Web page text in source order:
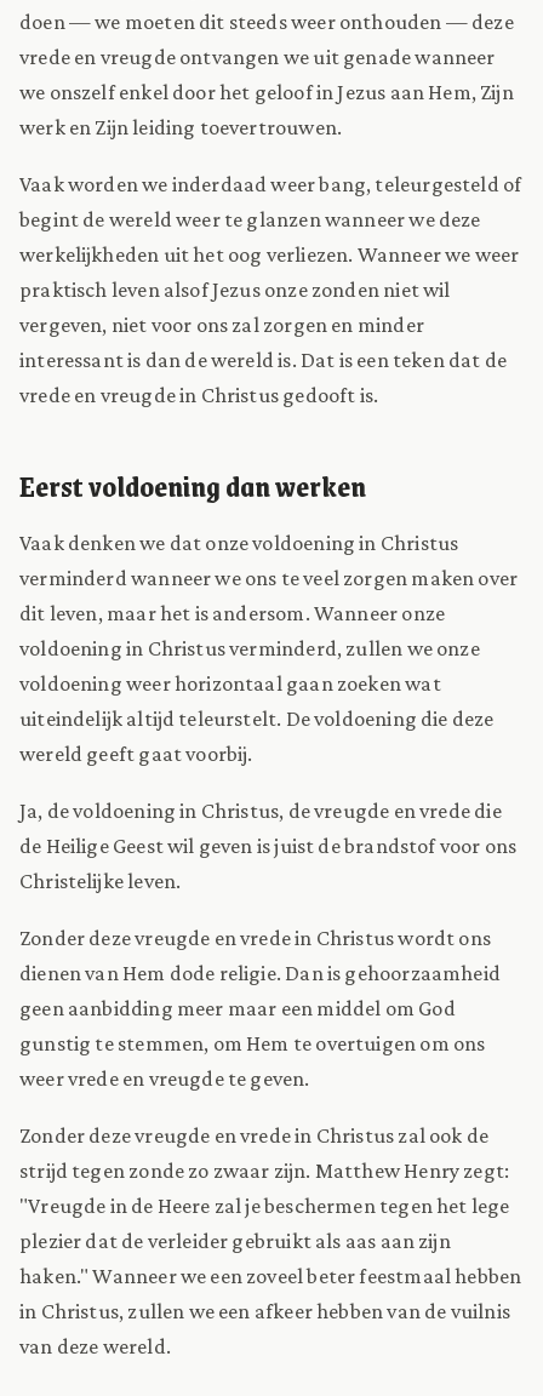
doen — we moeten dit steeds weer onthouden — deze
vrede en vreugde ontvangen we uit genade wanneer
we onszelf enkel door het geloof in Jezus aan Hem, Zijn
werk en Zijn leiding toevertrouwen.
Vaak worden we inderdaad weer bang, teleurgesteld of
begint de wereld weer te glanzen wanneer we deze
werkelijkheden uit het oog verliezen. Wanneer we weer
praktisch leven alsof Jezus onze zonden niet wil
vergeven, niet voor ons zal zorgen en minder
interessant is dan de wereld is. Dat is een teken dat de
vrede en vreugde in Christus gedooft is.
Eerst voldoening dan werken
Vaak denken we dat onze voldoening in Christus
verminderd wanneer we ons te veel zorgen maken over
dit leven, maar het is andersom. Wanneer onze
voldoening in Christus verminderd, zullen we onze
voldoening weer horizontaal gaan zoeken wat
uiteindelijk altijd teleurstelt. De voldoening die deze
wereld geeft gaat voorbij.
Ja, de voldoening in Christus, de vreugde en vrede die
de Heilige Geest wil geven is juist de brandstof voor ons
Christelijke leven.
Zonder deze vreugde en vrede in Christus wordt ons
dienen van Hem dode religie. Dan is gehoorzaamheid
geen aanbidding meer maar een middel om God
gunstig te stemmen, om Hem te overtuigen om ons
weer vrede en vreugde te geven.
Zonder deze vreugde en vrede in Christus zal ook de
strijd tegen zonde zo zwaar zijn. Matthew Henry zegt:
"Vreugde in de Heere zal je beschermen tegen het lege
plezier dat de verleider gebruikt als aas aan zijn
haken." Wanneer we een zoveel beter feestmaal hebben
in Christus, zullen we een afkeer hebben van de vuilnis
van deze wereld.